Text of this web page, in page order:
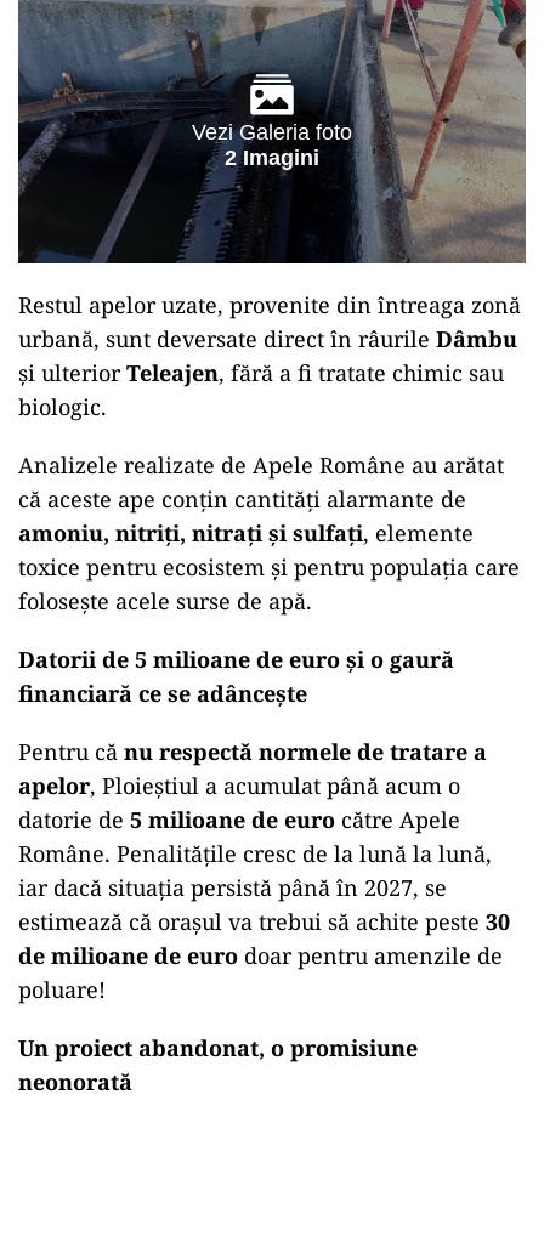
Vezi Galeria foto
2 Imagini
Restul apelor uzate, provenite din întreaga zonă
urbană, sunt deversate direct în râurile Dâmbu
și ulteriorTeleajen, fără a fi tratate chimic sau
biologic.
Analizele realizate de Apele Române au arătat
că aceste ape conțin cantități alarmante de
amoniu, nitriți, nitrați și sulfați, elemente
toxice pentru ecosistem și pentru populația care
folosește acele surse de apă.
Datorii de 5 milioane de euro și o gaură
financiară ce se adâncește
Pentru că nu respectă normele de tratare a
apelor, Ploieștiul a acumulat până acum o
datorie de 5 milioane de euro către Apele
Române. Penalitățile cresc de la lună la lună,
iar dacă situația persistă până în 2027, se
estimează că orașul va trebui să achite peste 30
de milioane de euro doar pentru amenzile de
poluare!
Un proiect abandonat, o promisiune
neonorată